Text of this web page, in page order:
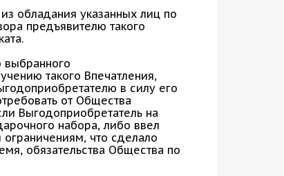
обладания указанных лиц по
предъявителю такого
выбранного
такого Впечатления,
в силу его
от Общества
Выгодоприобретатель на
набора, либо ввел
что сделало
обязательства Общества по